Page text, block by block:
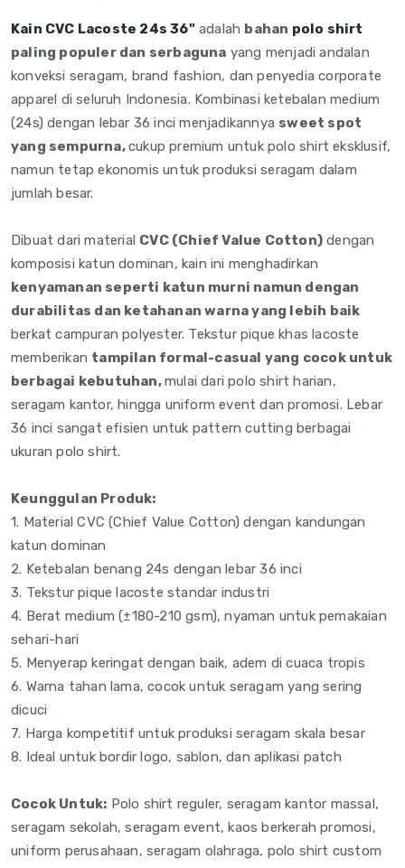
Kain CVC Lacoste 24s 36"adalah bahan polo shirt
paling populer dan serbaguna yang menjadi andalan
konveksi seragam, brand fashion, dan penyedia corporate
apparel di seluruh Indonesia. Kombinasi ketebalan medium
(24s) dengan lebar 36 inci menjadikannya sweet spot
yang sempurna,cukup premium untuk polo shirt eksklusif,
namun tetap ekonomis untuk produksi seragam dalam
jumlah besar.
Dibuat dari material CVC (Chief Value Cotton) dengan
komposisi katun dominan, kain ini menghadirkan
kenyamanan seperti katun murni namun dengan
durabilitas dan ketahanan warna yang lebih baik
berkat campuran polyester. Tekstur pique khas lacoste
memberikan tampilan formal-casual yang cocok untuk
berbagai kebutuhan,mulai dari polo shirt harian,
seragam kantor, hingga uniform event dan promosi. Lebar
36 inci sangat efisien untuk pattern cutting berbagai
ukuran polo shirt.
Keunggulan Produk:
1. Material CVC (Chief Value Cotton) dengan kandungan
katun dominan
2. Ketebalan benang 24s dengan lebar 36 inci
3. Tekstur pique lacoste standar industri
4. Berat medium (±180-210 gsm), nyaman untuk pemakaian
sehari-hari
5. Menyerap keringat dengan baik, adem di cuaca tropis
6. Warna tahan lama, cocok untuk seragam yang sering
dicuci
7. Harga kompetitif untuk produksi seragam skala besar
8. Ideal untuk bordir logo, sablon, dan aplikasi patch
Cocok Untuk: Polo shirt reguler, seragam kantor massal,
seragam sekolah, seragam event, kaos berkerah promosi,
uniform perusahaan, seragam olahraga, polo shirt custom